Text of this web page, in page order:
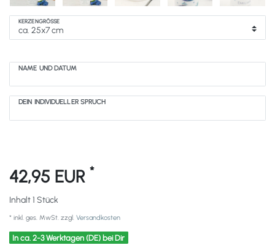
KERZENGRÖSSE
NAME UND DATUM
DEIN INDIVIDUELLER SPRUCH
42,95 EUR *
Inhalt1 Stück
* inkl. ges. MwSt. zzgl. Versandkosten
In ca. 2-3 Werktagen (DE) bei Dir